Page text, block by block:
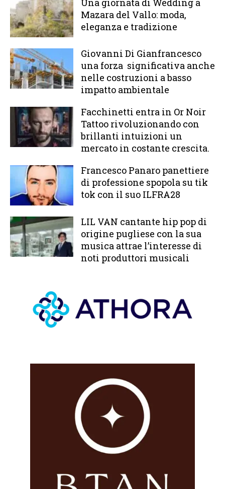
Mazara del Vallo: moda,
eleganza e tradizione
Giovanni Di Gianfrancesco
una forza significativa anche
nelle costruzioni a basso
impatto ambientale
Facchinetti entra in Or Noir
Tattoo rivoluzionando con
brillanti intuizioni un
mercato in costante crescita.
Francesco Panaro panettiere
di professione spopola su tik
tok con il suo ILFRA28
LIL VAN cantante hip pop di
origine pugliese con la sua
musica attrae l’interesse di
noti produttori musicali